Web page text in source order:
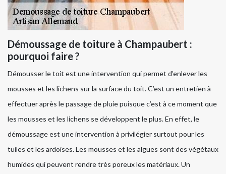
Démoussage de toiture à Champaubert :
pourquoi faire ?
Démousser le toit est une intervention qui permet d’enlever les
mousses et les lichens sur la surface du toit. C’est un entretien à
effectuer après le passage de pluie puisque c’est à ce moment que
les mousses et les lichens se développent le plus. En effet, le
démoussage est une intervention à privilégier surtout pour les
tuiles et les ardoises. Les mousses et les algues sont des végétaux
humides qui peuvent rendre très poreux les matériaux. Un